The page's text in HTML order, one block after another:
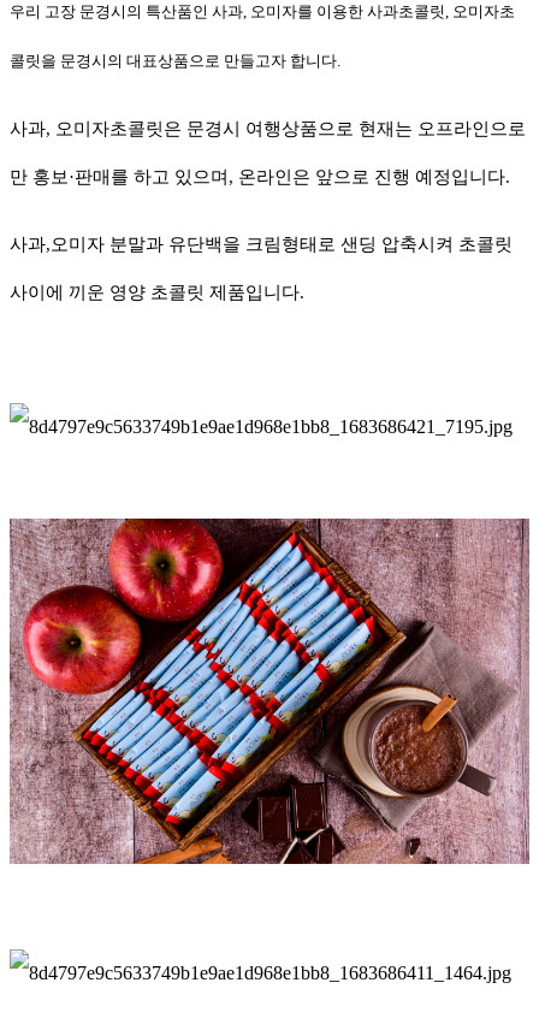
우리 고장 문경시의 특산품인 사과 오미자를 이용한 사과초콜릿 오미자초
콜릿을 문경시의 대표상품으로 만들고자 합니다.
사과, 오미자초콜릿은 문경시 여행상품으로 현재는 오프라인으로
만 홍보·판매를 하고 있으며, 온라인은 앞으로 진행 예정입니다.
사과,오미자 분말과 유단백을 크림형태로 샌딩 압축시켜 초콜릿
사이에 끼운 영양 초콜릿 제품입니다.